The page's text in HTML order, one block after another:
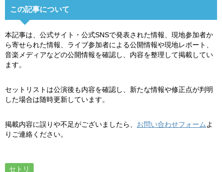
この記事について
本記事は、公式サイト・公式SNSで発表された情報、現地参加者か
ら寄せられた情報、ライブ参加者による公開情報や現地レポート、
音楽メディアなどの公開情報を確認し、内容を整理して掲載してい
ます。
セットリストは公演後も内容を確認し、新たな情報や修正点が判明
した場合は随時更新しています。
掲載内容に誤りや不足がございましたら、 お問い合わせフォームよ
りご連絡ください。
セトリ